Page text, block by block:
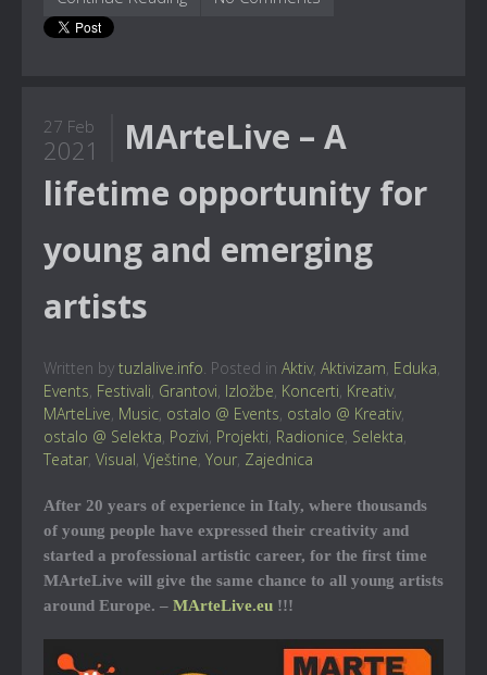
27 Feb
2021
MArteLive – A
lifetime opportunity for
young and emerging
artists
Written by tuzlalive.info. Posted in Aktiv, Aktivizam, Eduka,
Events, Festivali, Grantovi, Izložbe, Koncerti, Kreativ,
MArteLive, Music, ostalo @ Events, ostalo @ Kreativ,
ostalo @ Selekta, Pozivi, Projekti, Radionice, Selekta,
Teatar, Visual, Vještine, Your, Zajednica
After 20 years of experience in Italy, where thousands
of young people have expressed their creativity and
started a professional artistic career, for the first time
MArteLive will give the same chance to all young artists
around Europe. – MArteLive.eu !!!